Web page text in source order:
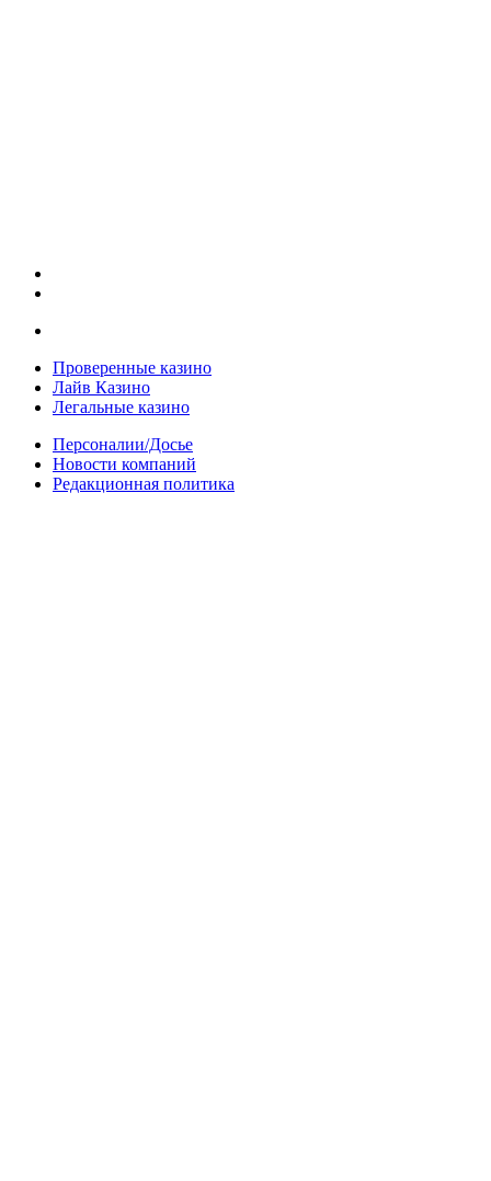
Проверенные казино
Лайв Казино
Легальные казино
Персоналии/Досье
Новости компаний
Редакционная политика